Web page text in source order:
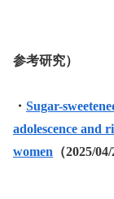
参考研究）
・ Sugar-
adolescence and
women （2025/04/